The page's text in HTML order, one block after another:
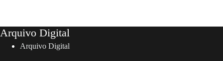
Arquivo Digital
Arquivo Digital